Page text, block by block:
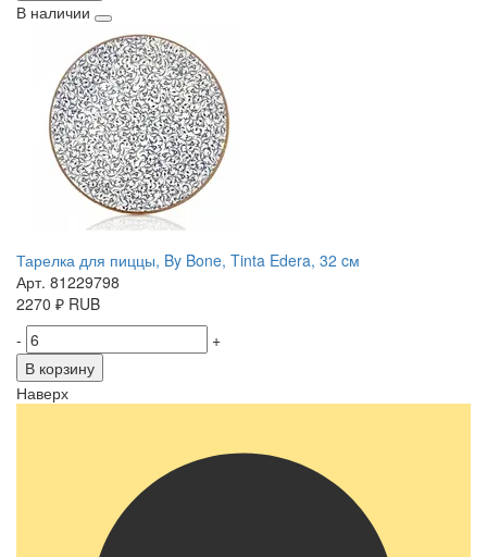
В наличии
Тарелка для пиццы, By Bone, Tinta Edera, 32 cм
Арт. 81229798
2270 ₽ RUB
-
+
В корзину
Наверх